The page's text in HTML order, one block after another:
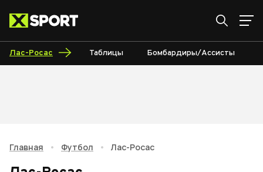
Лас-Росас Таблицы Бомбардиры/Ассисты
Главная • Футбол • Лас-Росас